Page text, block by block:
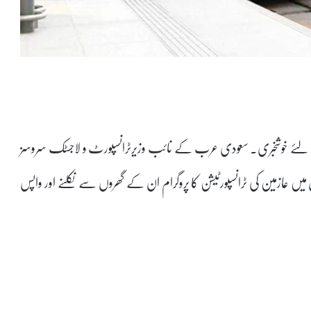
خوشخبری۔ سعودی عرب کے نائب وزیرٹرانسپورٹ و لاجسٹک سروسز
میں عازمین کی ٹرانسپورٹیشن کا پروگرام ان کے گھروں سے نکلنے اور واپس